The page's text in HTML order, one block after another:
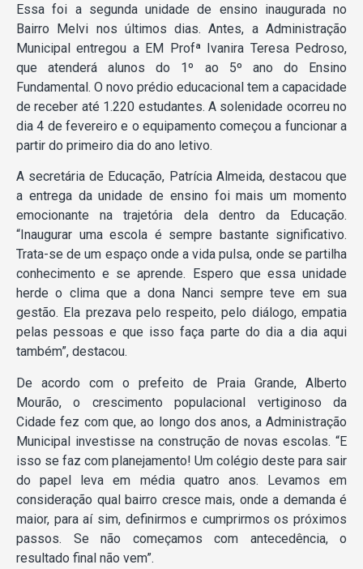
Essa foi a segunda unidade de ensino inaugurada no
Bairro Melvi nos últimos dias. Antes, a Administração
Municipal entregou a EM Profª Ivanira Teresa Pedroso,
que atenderá alunos do 1º ao 5º ano do Ensino
Fundamental. O novo prédio educacional tem a capacidade
de receber até 1.220 estudantes. A solenidade ocorreu no
dia 4 de fevereiro e o equipamento começou a funcionar a
partir do primeiro dia do ano letivo.
A secretária de Educação, Patrícia Almeida, destacou que
a entrega da unidade de ensino foi mais um momento
emocionante na trajetória dela dentro da Educação.
“Inaugurar uma escola é sempre bastante significativo.
Trata-se de um espaço onde a vida pulsa, onde se partilha
conhecimento e se aprende. Espero que essa unidade
herde o clima que a dona Nanci sempre teve em sua
gestão. Ela prezava pelo respeito, pelo diálogo, empatia
pelas pessoas e que isso faça parte do dia a dia aqui
também”, destacou.
De acordo com o prefeito de Praia Grande, Alberto
Mourão, o crescimento populacional vertiginoso da
Cidade fez com que, ao longo dos anos, a Administração
Municipal investisse na construção de novas escolas. “E
isso se faz com planejamento! Um colégio deste para sair
do papel leva em média quatro anos. Levamos em
consideração qual bairro cresce mais, onde a demanda é
maior, para aí sim, definirmos e cumprirmos os próximos
passos. Se não começamos com antecedência, o
resultado final não vem”.